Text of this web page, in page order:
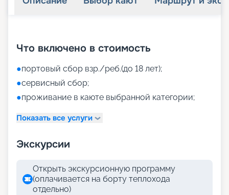
Что включено в стоимость
●портовый сбор взр./реб.(до 18 лет);
●сервисный сбор;
●проживание в каюте выбранной категории;
Показать все услуги
Экскурсии
Открыть экскурсионную программу
(оплачивается на борту теплохода
отдельно)